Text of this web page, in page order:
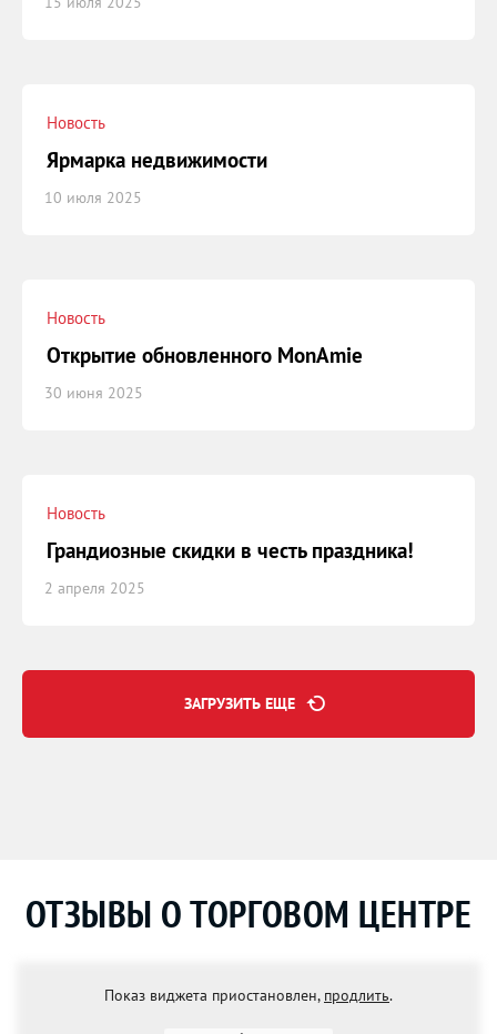
Новость
Ярмарка недвижимости
10 июля 2025
Новость
Открытие обновленного MonAmie
30 июня 2025
Новость
Грандиозные скидки в честь праздника!
2 апреля 2025
ЗАГРУЗИТЬ ЕЩЕ
ОТЗЫВЫ О ТОРГОВОМ ЦЕНТРЕ
Показ виджета приостановлен, продлить.